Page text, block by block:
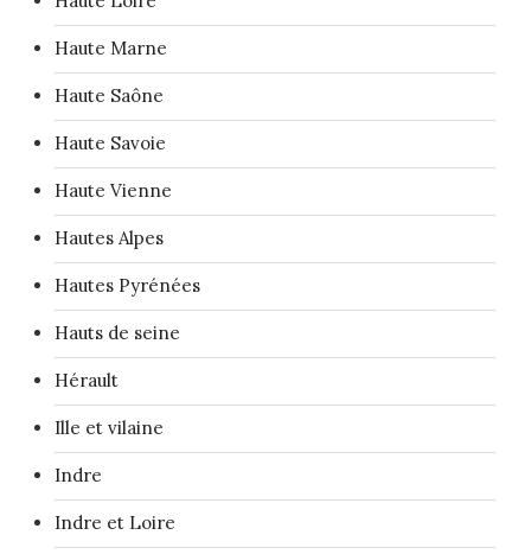
Haute Marne
Haute Saône
Haute Savoie
Haute Vienne
Hautes Alpes
Hautes Pyrénées
Hauts de seine
Hérault
Ille et vilaine
Indre
Indre et Loire